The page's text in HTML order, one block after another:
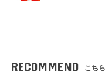
RECOMMEND こち